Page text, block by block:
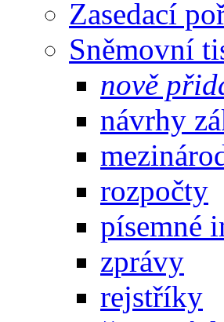
Zasedací
Sněmovní
nově
návrhy
rozpočty
písemné
zprávy
rejstříky